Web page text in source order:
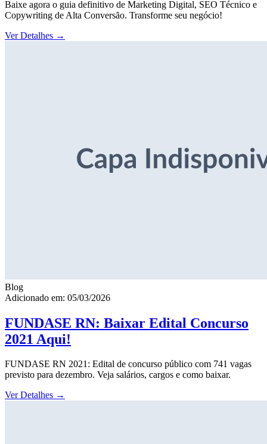
Baixe agora o guia definitivo de Marketing Digital, SEO Técnico e
Copywriting de Alta Conversão. Transforme seu negócio!
Ver Detalhes →
Blog
Adicionado em: 05/03/2026
FUNDASE RN: Baixar Edital Concurso
2021 Aqui!
FUNDASE RN 2021: Edital de concurso público com 741 vagas
previsto para dezembro. Veja salários, cargos e como baixar.
Ver Detalhes →